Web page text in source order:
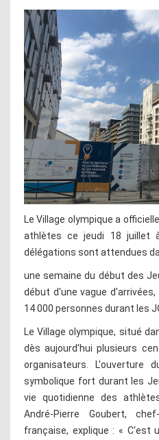
Le Village olympique a
athlètes ce jeudi 18 juillet
délégations sont attendues
une semaine du début des
début d'une vague
14 000 personnes durant les
Le Village olympique, situé
dès aujourd'hui plusieurs
organisateurs. L'ouverture
symbolique fort durant les
vie quotidienne des
André-Pierre Goubert,
française, explique : « C'est